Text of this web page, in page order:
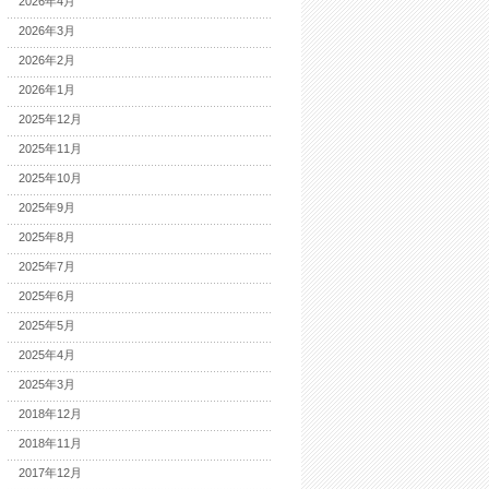
2026年3月
2026年2月
2026年1月
2025年12月
2025年11月
2025年10月
2025年9月
2025年8月
2025年7月
2025年6月
2025年5月
2025年4月
2025年3月
2018年12月
2018年11月
2017年12月